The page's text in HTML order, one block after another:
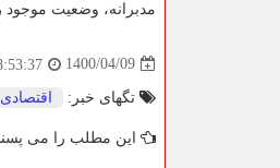
مدبرانه، وضعیت موجود
1400/04/09
تگهای خبر: اقتصادی
این مطلب را می